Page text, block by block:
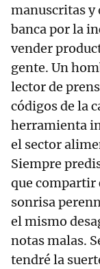
manuscritas y
banca por la
vender
gente. Un
lector de
códigos de la
herramienta
el sector
Siempre
que compartir
sonrisa
el mismo
notas malas.
tendré la